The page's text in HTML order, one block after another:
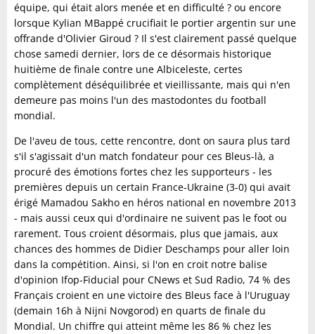
équipe, qui était alors menée et en difficulté ? ou encore
lorsque Kylian MBappé crucifiait le portier argentin sur une
offrande d'Olivier Giroud ? Il s'est clairement passé quelque
chose samedi dernier, lors de ce désormais historique
huitième de finale contre une Albiceleste, certes
complètement déséquilibrée et vieillissante, mais qui n'en
demeure pas moins l'un des mastodontes du football
mondial.
De l'aveu de tous, cette rencontre, dont on saura plus tard
s'il s'agissait d'un match fondateur pour ces Bleus-là, a
procuré des émotions fortes chez les supporteurs - les
premières depuis un certain France-Ukraine (3-0) qui avait
érigé Mamadou Sakho en héros national en novembre 2013
- mais aussi ceux qui d'ordinaire ne suivent pas le foot ou
rarement. Tous croient désormais, plus que jamais, aux
chances des hommes de Didier Deschamps pour aller loin
dans la compétition. Ainsi, si l'on en croit notre balise
d'opinion Ifop-Fiducial pour CNews et Sud Radio, 74 % des
Français croient en une victoire des Bleus face à l'Uruguay
(demain 16h à Nijni Novgorod) en quarts de finale du
Mondial. Un chiffre qui atteint même les 86 % chez les